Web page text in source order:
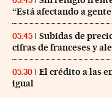
“Está afectando a
05:45
Subidas de
cifras de franceses y
05:30
El crédito a las
igual